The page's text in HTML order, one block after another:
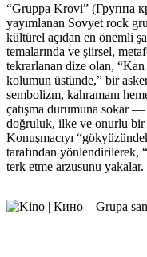
“Gruppa Krovi” (Группа
yayımlanan Sovyet rock
kültürel açıdan en önemli
temalarında ve şiirsel,
tekrarlanan dize olan,
kolumun üstünde,” bir
sembolizm, kahramanı
çatışma durumuna sokar
doğruluk, ilke ve onurlu
Konuşmacıyı
tarafından yönlendirilerek,
terk etme arzusunu yakalar.